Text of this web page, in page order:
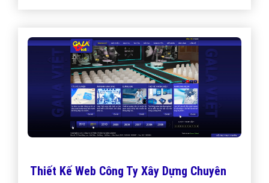
Thiết Kế Web Công Ty Xây Dựng Chuyên